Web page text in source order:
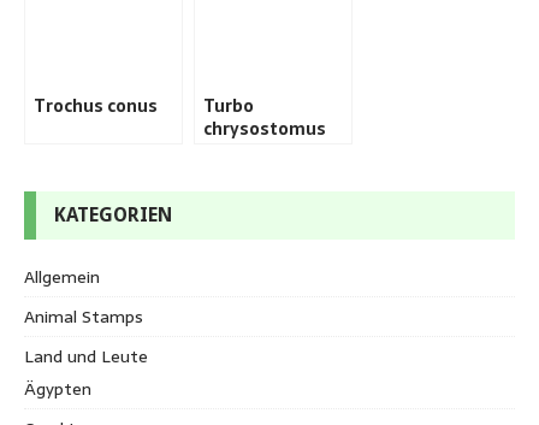
Trochus conus
Turbo
chrysostomus
KATEGORIEN
Allgemein
Animal Stamps
Land und Leute
Ägypten